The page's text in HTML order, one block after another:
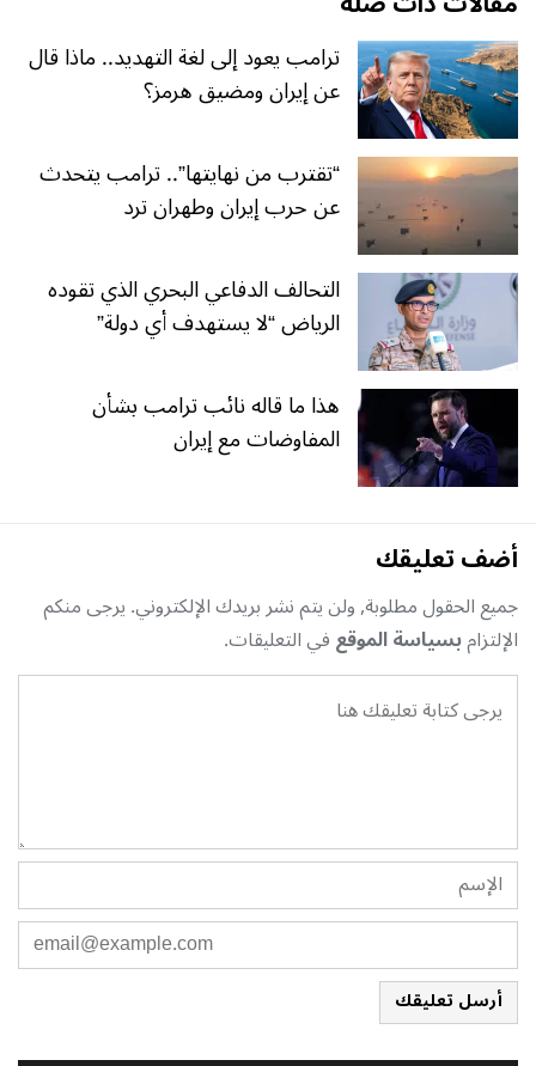
ترامب يعود إلى لغة التهديد.. ماذا قال
عن إيران ومضيق هرمز؟
“تقترب من نهايتها”.. ترامب يتحدث
عن حرب إيران وطهران ترد
التحالف الدفاعي البحري الذي تقوده
الرياض “لا يستهدف أي دولة”
هذا ما قاله نائب ترامب بشأن
المفاوضات مع إيران
أضف تعليقك
جميع الحقول مطلوبة, ولن يتم نشر بريدك الإلكتروني. يرجى منكم
الإلتزامبسياسة الموقعفي التعليقات.
أرسل تعليقك